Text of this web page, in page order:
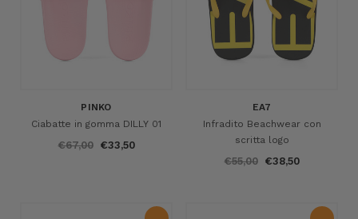
PINKO
Ciabatte in gomma DILLY 01
€67,00 €33,50
EA7
Infradito Beachwear con
scritta logo
€55,00 €38,50